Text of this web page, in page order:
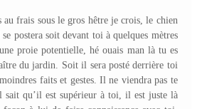
au frais sous le gros hêtre je crois, le chien
postera soit devant toi à quelques mètres
proie potentielle, hé ouais man là tu es
du jardin. Soit il sera posté derrière toi
faits et gestes. Il ne viendra pas te
sait qu’il est supérieur à toi, il est juste là